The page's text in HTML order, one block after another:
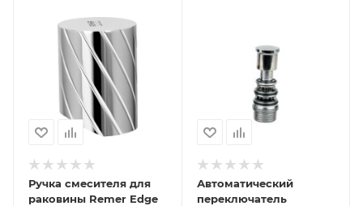
Ручка смесителя для
раковины Remer Edge
Автоматический
переключатель